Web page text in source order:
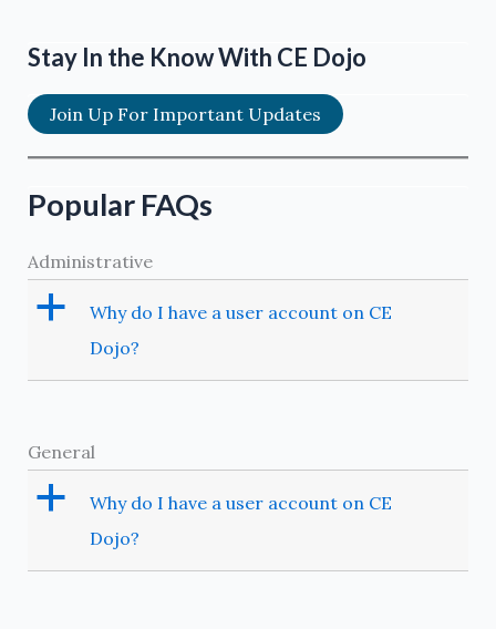
Stay In the Know With CE Dojo
Join Up For Important Updates
Popular FAQs
Administrative
a
Why do I have a user account on CE
Dojo?
General
a
Why do I have a user account on CE
Dojo?